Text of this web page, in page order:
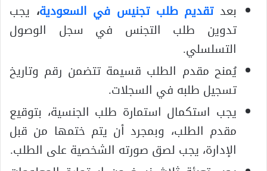
بعدتقديم طلب تجنيس في السعودية، يجب
تدوين طلب التجنس في سجل الوصول
التسلسلي.
يُمنح مقدم الطلب قسيمة تتضمن رقم وتاريخ
تسجيل طلبه في السجلات.
يجب استكمال استمارة طلب الجنسية، بتوقيع
مقدم الطلب، وبمجرد أن يتم ختمها من قبل
الإدارة، يجب لصق صورته الشخصية على الطلب.